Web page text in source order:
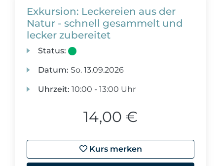
Exkursion: Leckereien aus der
Natur - schnell gesammelt und
lecker zubereitet
Status:
Datum: So. 13.09.2026
Uhrzeit: 10:00 - 13:00 Uhr
14,00 €
Kurs merken